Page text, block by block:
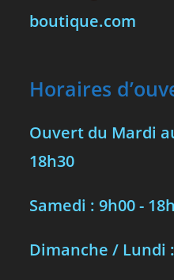
boutique.com
Horaires
Ouvert du Mardi
18h30
Samedi : 9h00 -
Dimanche / Lundi